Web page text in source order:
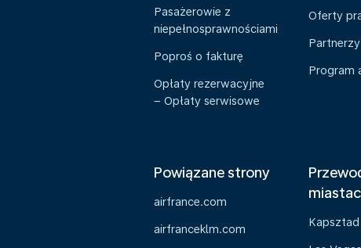
Pasażerowie z
niepełnosprawnościami
Poproś o fakturę
Opłaty rezerwacyjne
– Opłaty serwisowe
Oferty
Partnerzy
Program
Powiązane strony
airfrance.com
airfranceklm.com
Kapsztad